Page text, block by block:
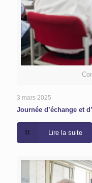
3 mars 2025
Journée d’échange et
Lire la suite